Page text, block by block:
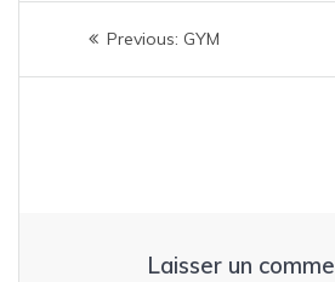
Navigation
de
Previous: Previous
GYM
Laisser un